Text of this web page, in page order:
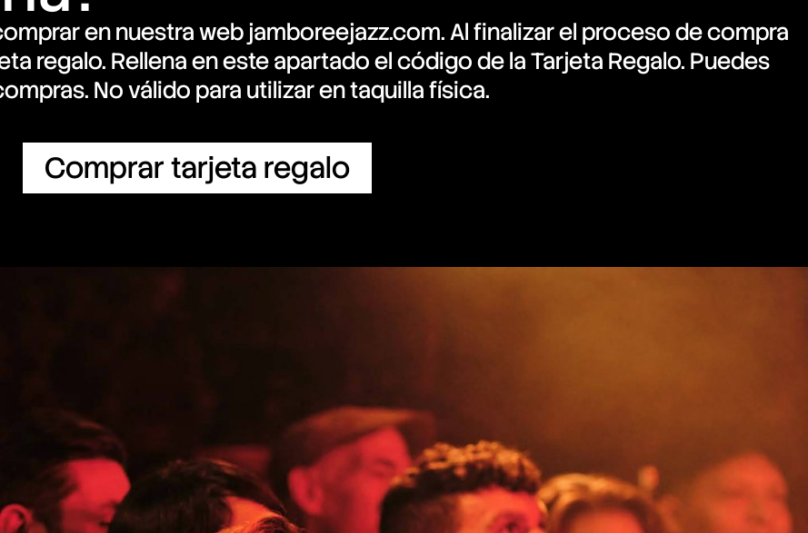
en nuestra web jamboreejazz.com. Al finalizar el proceso de compra
regalo. Rellena en este apartado el código de la Tarjeta Regalo. Puedes
No válido para utilizar en taquilla física.
Comprar tarjeta regalo